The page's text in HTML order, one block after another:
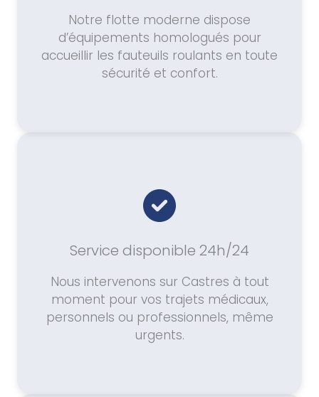
Notre flotte moderne dispose
d’équipements homologués pour
accueillir les fauteuils roulants en toute
sécurité et confort.
Service disponible 24h/24
Nous intervenons sur Castres à tout
moment pour vos trajets médicaux,
personnels ou professionnels, même
urgents.